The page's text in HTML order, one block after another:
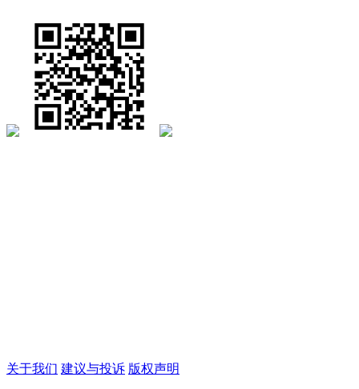
关于我们 建议与投诉 版权声明